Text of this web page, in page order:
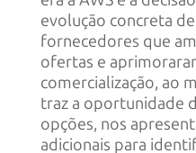
evolução concreta
fornecedores que
ofertas e
comercialização, ao
traz a oportunidade
opções, nos
adicionais para